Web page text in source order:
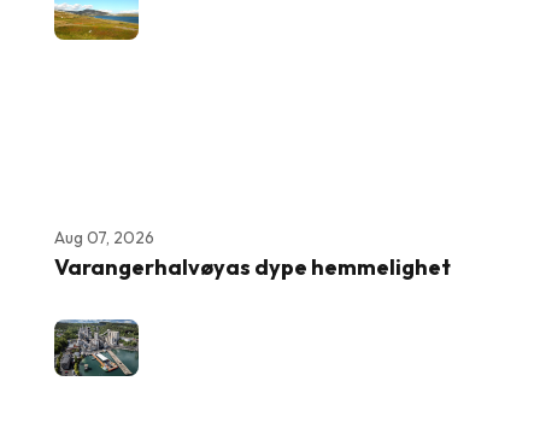
Aug 07, 2026
Varangerhalvøyas dype hemmelighet